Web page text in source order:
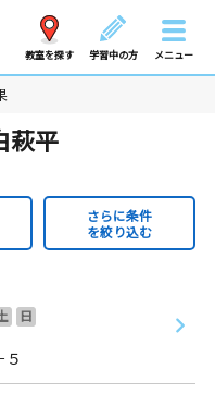
教室を探す 学習中の方 メニュー
萩平
さらに条件
を絞り込む
日